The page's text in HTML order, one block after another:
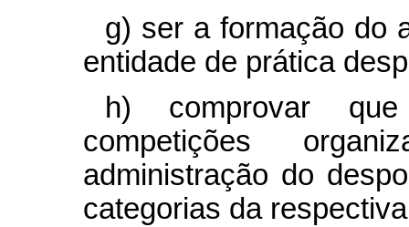
g) ser a formação do
entidade de prática
h) comprovar
competições
administração do
categorias da